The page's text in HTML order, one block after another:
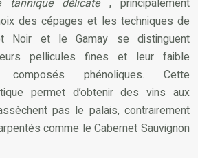
tannique délicate , principalement
des cépages et les techniques de
Noir et le Gamay se distinguent
pellicules fines et leur faible
phénoliques. Cette
permet d’obtenir des vins aux
pas le palais, contrairement
comme le Cabernet Sauvignon